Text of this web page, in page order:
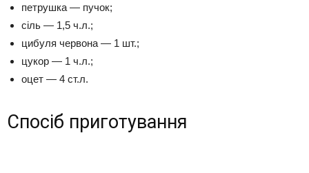
петрушка — пучок;
сіль — 1,5 ч.л.;
цибуля червона — 1 шт.;
цукор — 1 ч.л.;
оцет — 4 ст.л.
Спосіб приготування